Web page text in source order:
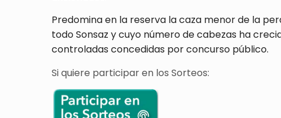
Predomina en la reserva la caza menor de la
todo Sonsaz y cuyo número de cabezas ha
controladas concedidas por concurso público.
Si quiere participar en los Sorteos: